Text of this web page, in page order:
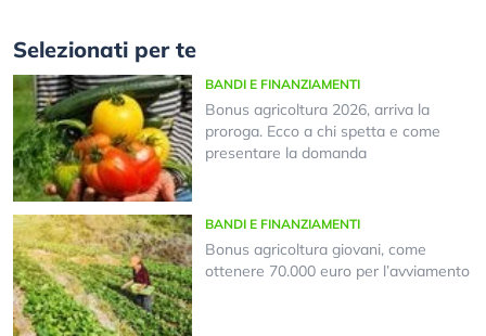
Selezionati per te
BANDI E FINANZIAMENTI
Bonus agricoltura 2026, arriva la
proroga. Ecco a chi spetta e come
presentare la domanda
BANDI E FINANZIAMENTI
Bonus agricoltura giovani, come
ottenere 70.000 euro per l’avviamento